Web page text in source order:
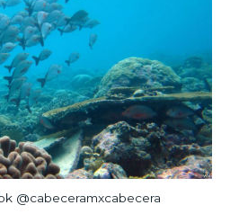
@cabeceramxcabecera